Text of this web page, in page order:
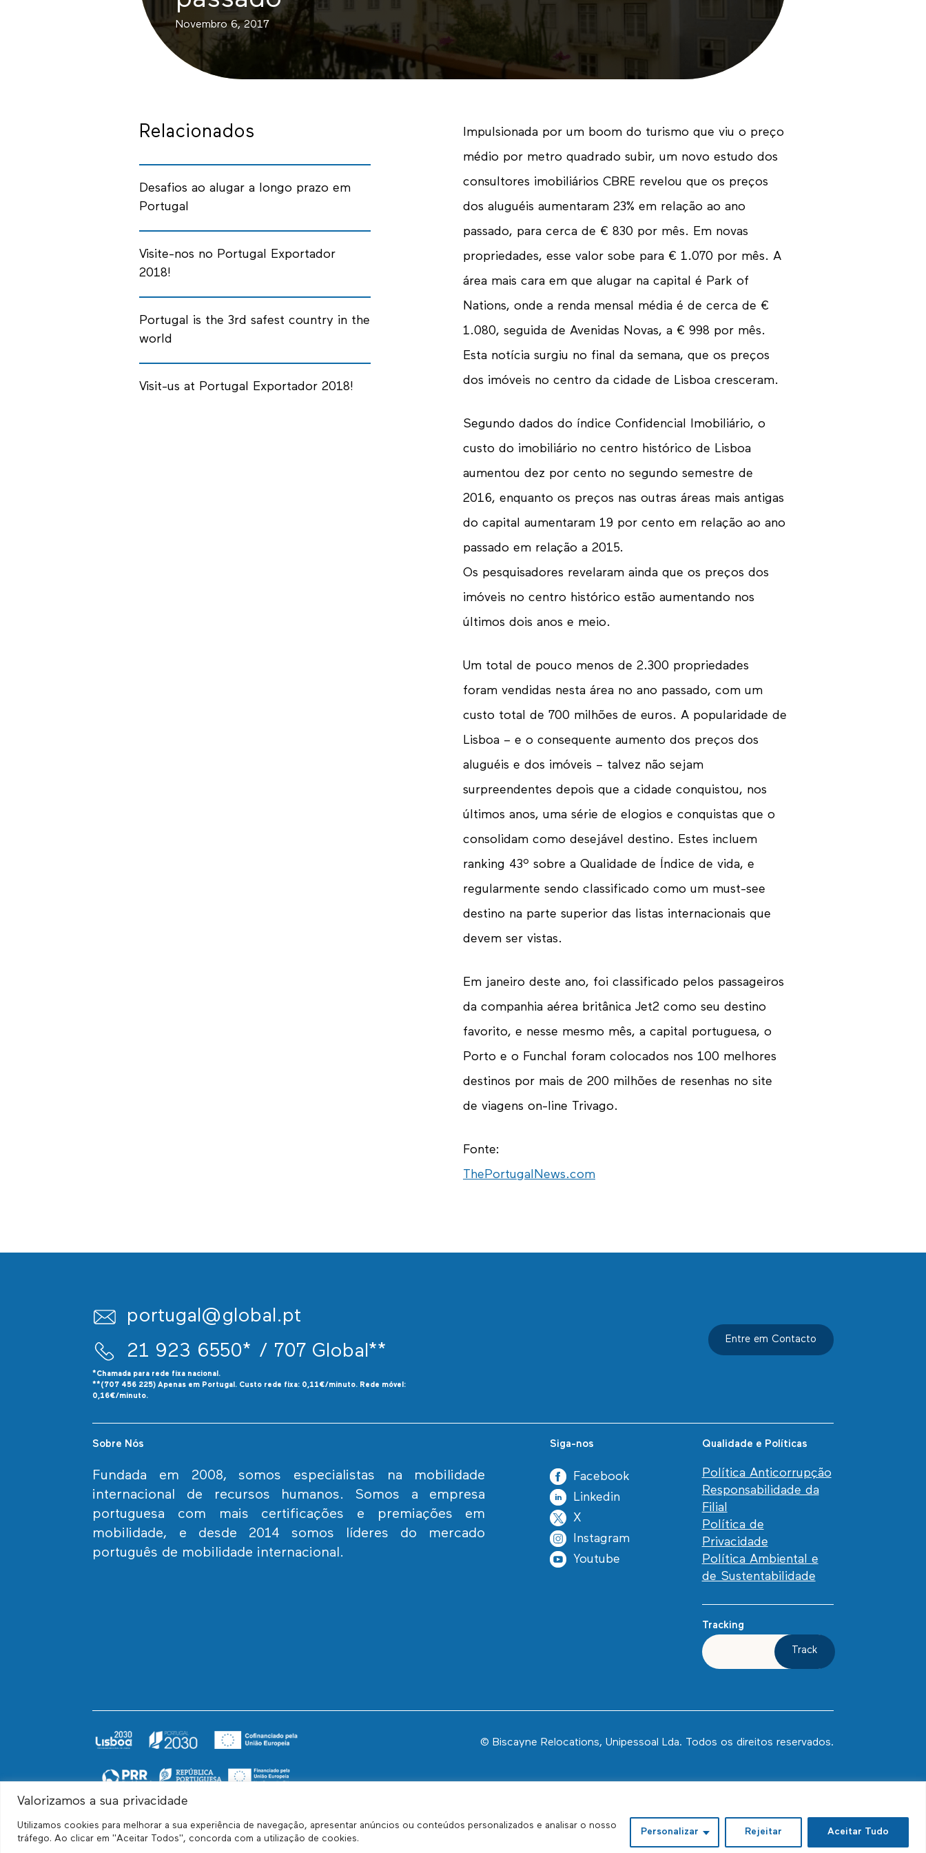
Valorizamos a sua privacidade
Utilizamos cookies para melhorar a sua experiência de navegação, apresentar anúncios ou conteúdos personalizados e analisar o nosso
tráfego. Ao clicar em "Aceitar Todos", concorda com a utilização de cookies.
Personalizar Rejeitar Aceitar Tudo
Novembro 6, 2017
Impulsionada por um boom do turismo que viu o preço
médio por metro quadrado subir, um novo estudo dos
consultores imobiliários CBRE revelou que os preços
dos aluguéis aumentaram 23% em relação ao ano
passado, para cerca de € 830 por mês. Em novas
propriedades, esse valor sobe para € 1.070 por mês. A
área mais cara em que alugar na capital é Park of
Nations, onde a renda mensal média é de cerca de €
1.080, seguida de Avenidas Novas, a € 998 por mês.
Esta notícia surgiu no final da semana, que os preços
dos imóveis no centro da cidade de Lisboa cresceram.
Segundo dados do índice Confidencial Imobiliário, o
custo do imobiliário no centro histórico de Lisboa
aumentou dez por cento no segundo semestre de
2016, enquanto os preços nas outras áreas mais antigas
do capital aumentaram 19 por cento em relação ao ano
passado em relação a 2015.
Os pesquisadores revelaram ainda que os preços dos
imóveis no centro histórico estão aumentando nos
últimos dois anos e meio.
Um total de pouco menos de 2.300 propriedades
foram vendidas nesta área no ano passado, com um
custo total de 700 milhões de euros. A popularidade de
Lisboa – e o consequente aumento dos preços dos
aluguéis e dos imóveis – talvez não sejam
surpreendentes depois que a cidade conquistou, nos
últimos anos, uma série de elogios e conquistas que o
consolidam como desejável destino. Estes incluem
ranking 43º sobre a Qualidade de Índice de vida, e
regularmente sendo classificado como um must-see
destino na parte superior das listas internacionais que
devem ser vistas.
Em janeiro deste ano, foi classificado pelos passageiros
da companhia aérea britânica Jet2 como seu destino
favorito, e nesse mesmo mês, a capital portuguesa, o
Porto e o Funchal foram colocados nos 100 melhores
destinos por mais de 200 milhões de resenhas no site
de viagens on-line Trivago.
Fonte:
ThePortugalNews.com
Relacionados
Desafios ao alugar a longo prazo em
Portugal
Visite-nos no Portugal Exportador
2018!
Portugal is the 3rd safest country in the
world
Visit-us at Portugal Exportador 2018!
portugal@global.pt
21 923 6550* / 707 Global**
*Chamada para rede fixa nacional.
**(707 456 225) Apenas em Portugal. Custo rede fixa: 0,11€/minuto. Rede móvel:
0,16€/minuto.
Entre em Contacto
Sobre Nós
Fundada em 2008, somos especialistas na mobilidade
internacional de recursos humanos. Somos a empresa
portuguesa com mais certificações e premiações em
mobilidade, e desde 2014 somos líderes do mercado
português de mobilidade internacional.
Siga-nos
Facebook
Linkedin
X
Instagram
Youtube
Qualidade e Políticas
Política Anticorrupção
Responsabilidade da
Filial
Política de
Privacidade
Política Ambiental e
de Sustentabilidade
Tracking
Track
© Biscayne Relocations, Unipessoal Lda. Todos os direitos reservados.